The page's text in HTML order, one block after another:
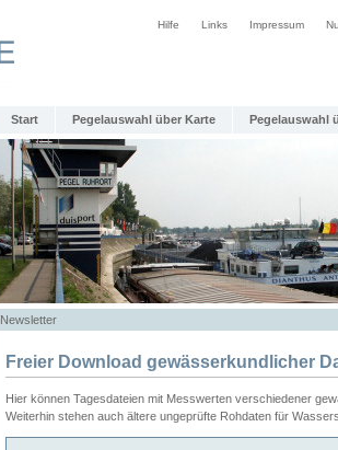
Hilfe Links Impressum
Start Pegelauswahl über Karte Pegelauswahl
Newsletter
Freier Download gewässerkundlicher
Hier können Tagesdateien mit Messwerten verschiedener
Weiterhin stehen auch ältere ungeprüfte Rohdaten für